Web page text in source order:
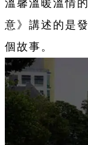
溫馨溫暖溫情
意》講述的是
個故事。